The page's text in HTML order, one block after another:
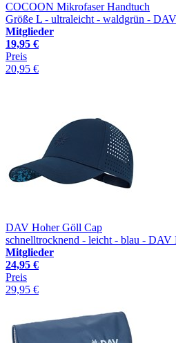
COCOON Mikrofaser Handtuch
Größe L - ultraleicht - waldgrün -
Mitglieder
19,95 €
Preis
20,95 €
DAV Hoher Göll Cap
schnelltrocknend - leicht - blau - DAV
Mitglieder
24,95 €
Preis
29,95 €